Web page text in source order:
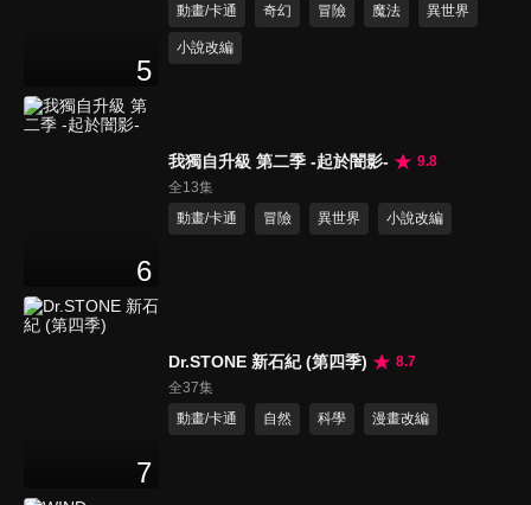
5
動畫/卡通
奇幻 冒險 魔法 異世界
小說改編
6
我獨自升級 第二季 -起於闇影-
9.8
全13集
動畫/卡通
冒險 異世界 小說改編
7
Dr.STONE 新石紀 (第四季)
8.7
全37集
動畫/卡通
自然 科學 漫畫改編